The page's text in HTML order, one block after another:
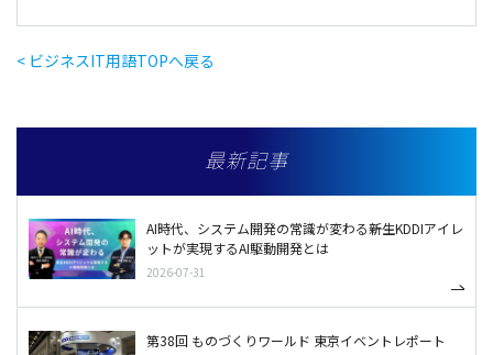
< ビジネスIT用語TOPへ戻る
最新記事
AI時代、システム開発の常識が変わる――新生KDDIアイレ
ットが実現するAI駆動開発とは
2026-07-31
第38回 ものづくりワールド 東京イベントレポート